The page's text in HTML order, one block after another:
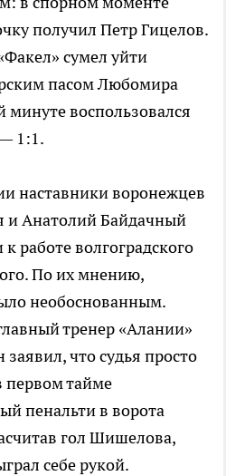
получил Петр Гицелов.
сумел уйти
пасом Любомира
минуте воспользовался
1:1.
наставники воронежцев
и Анатолий Байдачный
работе волгоградского
По их мнению,
необоснованным.
тренер «Алании»
что судья просто
первом тайме
пенальти в ворота
гол Шишелова,
себе рукой.